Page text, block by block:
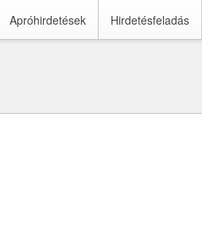
Apróhirdetések Hirdetésfeladás